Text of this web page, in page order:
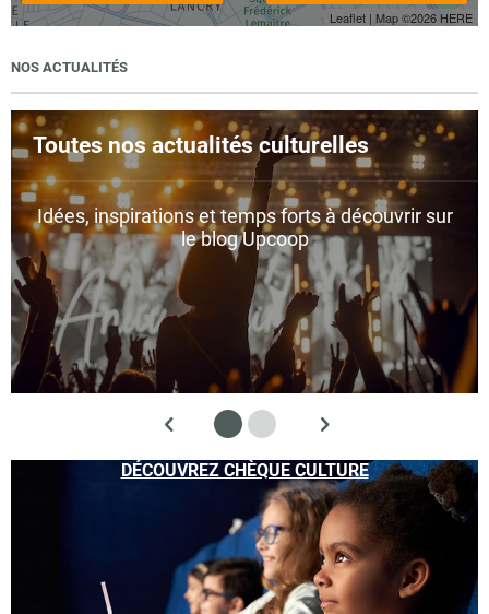
Leaflet | Map ©2026 HERE
NOS ACTUALITÉS
Toutes nos actualités culturelles
Idées, inspirations et temps forts à découvrir sur
le blog Upcoop
DÉCOUVREZ CHÈQUE CULTURE